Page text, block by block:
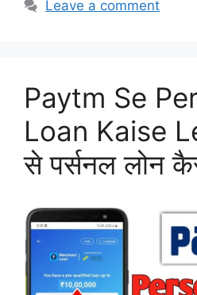
Leave a comment
Paytm Se
Loan Kaise
से पर्सनल लोन